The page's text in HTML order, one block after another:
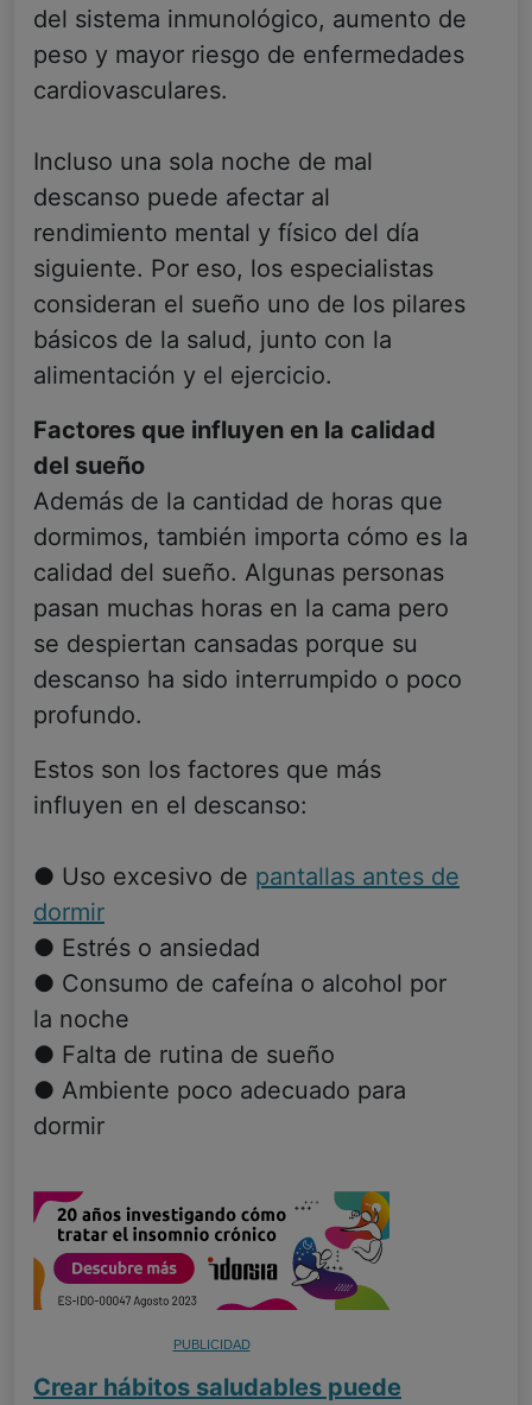
del sistema inmunológico, aumento de
peso y mayor riesgo de enfermedades
cardiovasculares.
Incluso una sola noche de mal
descanso puede afectar al
rendimiento mental y físico del día
siguiente. Por eso, los especialistas
consideran el sueño uno de los pilares
básicos de la salud, junto con la
alimentación y el ejercicio.
Factores que influyen en la calidad
del sueño
Además de la cantidad de horas que
dormimos, también importa cómo es la
calidad del sueño. Algunas personas
pasan muchas horas en la cama pero
se despiertan cansadas porque su
descanso ha sido interrumpido o poco
profundo.
Estos son los factores que más
influyen en el descanso:
● Uso excesivo de pantallas antes de
dormir
● Estrés o ansiedad
● Consumo de cafeína o alcohol por
la noche
● Falta de rutina de sueño
● Ambiente poco adecuado para
dormir
PUBLICIDAD
Crear hábitos saludables puede